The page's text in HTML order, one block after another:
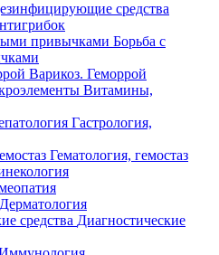
средства
Борьба с
Варикоз. Геморрой
Витамины,
Гастрология,
Гематология, гемостаз
Дерматология
Диагностические